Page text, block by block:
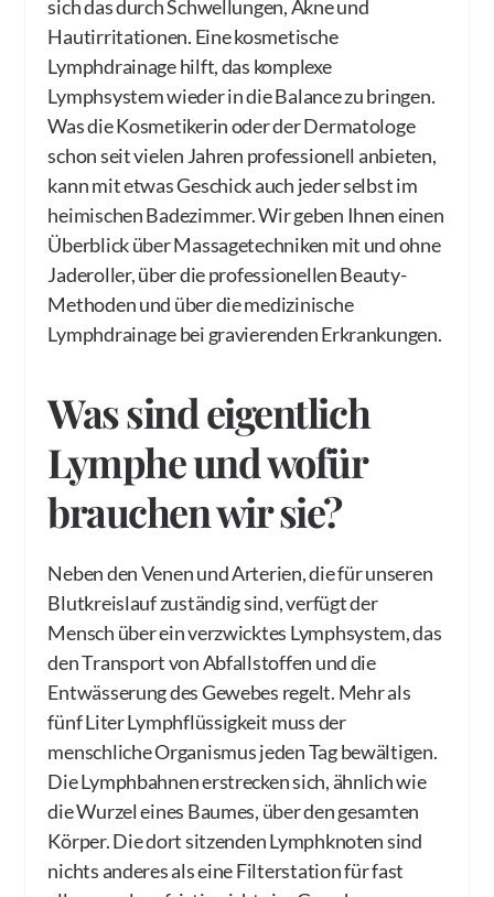
sich das durch Schwellungen, Akne und
Hautirritationen. Eine kosmetische
Lymphdrainage hilft, das komplexe
Lymphsystem wieder in die Balance zu bringen.
Was die Kosmetikerin oder der Dermatologe
schon seit vielen Jahren professionell anbieten,
kann mit etwas Geschick auch jeder selbst im
heimischen Badezimmer. Wir geben Ihnen einen
Überblick über Massagetechniken mit und ohne
Jaderoller, über die professionellen Beauty-
Methoden und über die medizinische
Lymphdrainage bei gravierenden Erkrankungen.
Was sind eigentlich
Lymphe und wofür
brauchen wir sie?
Neben den Venen und Arterien, die für unseren
Blutkreislauf zuständig sind, verfügt der
Mensch über ein verzwicktes Lymphsystem, das
den Transport von Abfallstoffen und die
Entwässerung des Gewebes regelt. Mehr als
fünf Liter Lymphflüssigkeit muss der
menschliche Organismus jeden Tag bewältigen.
Die Lymphbahnen erstrecken sich, ähnlich wie
die Wurzel eines Baumes, über den gesamten
Körper. Die dort sitzenden Lymphknoten sind
nichts anderes als eine Filterstation für fast